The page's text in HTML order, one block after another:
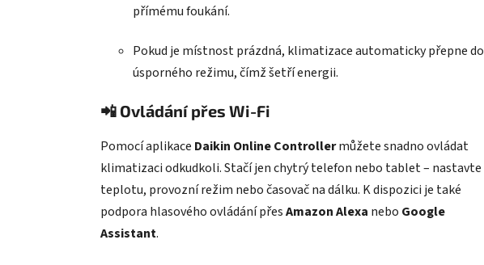
přímému foukání.
Pokud je místnost prázdná, klimatizace automaticky přepne do
úsporného režimu, čímž šetří energii.
📲 Ovládání přes Wi-Fi
Pomocí aplikace Daikin Online Controllermůžete snadno ovládat
klimatizaci odkudkoli. Stačí jen chytrý telefon nebo tablet – nastavte
teplotu, provozní režim nebo časovač na dálku. K dispozici je také
podpora hlasového ovládání přesAmazon Alexa nebo Google
Assistant.